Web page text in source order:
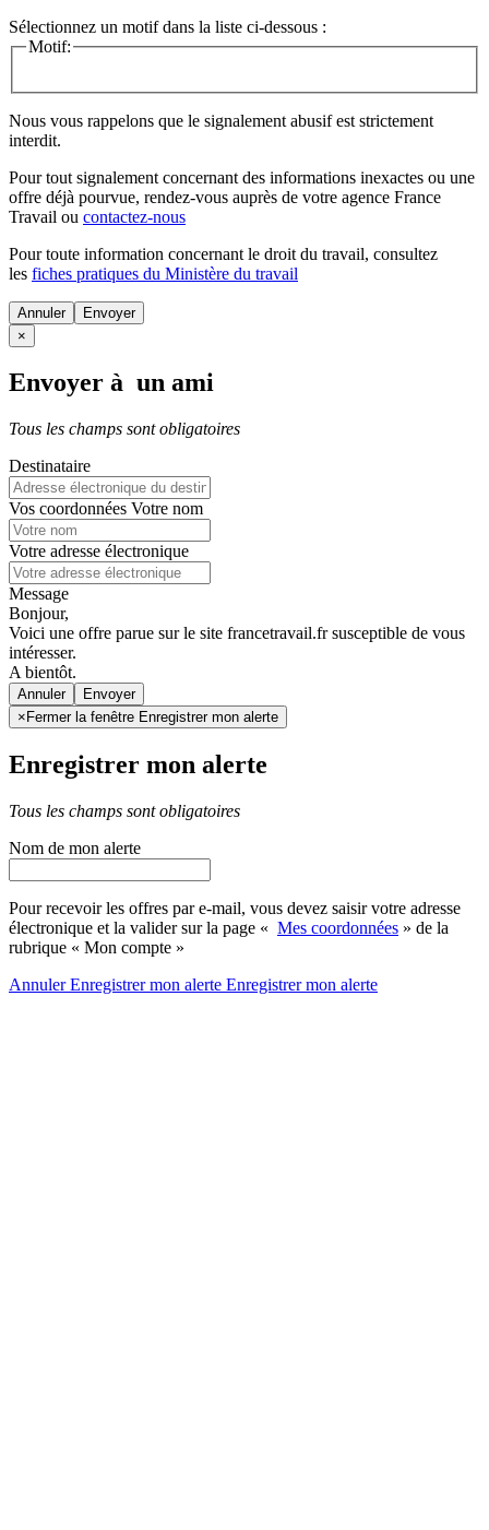
Sélectionnez un motif dans la liste ci-dessous :
Motif:
Nous vous rappelons que le signalement abusif est strictement
interdit.
Pour tout signalement concernant des informations inexactes ou une
offre déjà pourvue, rendez-vous auprès de votre agence France
Travail ou contactez-nous
Pour toute information concernant le droit du travail, consultez
les fiches pratiques du Ministère du travail
Annuler
×
Envoyer à un ami
Tous les champs sont obligatoires
Destinataire
Vos coordonnées Votre nom
Votre adresse électronique
Message
Bonjour,
Voici une offre parue sur le site francetravail.fr susceptible de vous
intéresser.
A bientôt.
Annuler
× Fermer la fenêtre Enregistrer mon alerte
Enregistrer mon alerte
Tous les champs sont obligatoires
Nom de mon alerte
Pour recevoir les offres par e-mail, vous devez saisir votre adresse
électronique et la valider sur la page « Mes coordonnées » de la
rubrique « Mon compte »
AnnulerEnregistrer mon alerte Enregistrermon alerte